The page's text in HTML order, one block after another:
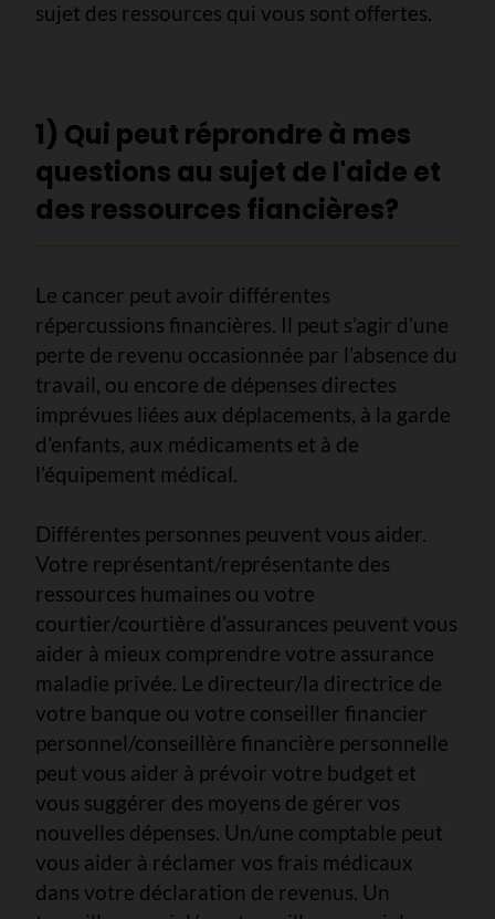
sujet des ressources qui vous sont offertes.
1) Qui peut réprondre à mes
questions au sujet de l'aide et
des ressources fiancières?
Le cancer peut avoir différentes
répercussions financières. Il peut s’agir d’une
perte de revenu occasionnée par l’absence du
travail, ou encore de dépenses directes
imprévues liées aux déplacements, à la garde
d’enfants, aux médicaments et à de
l’équipement médical.
Différentes personnes peuvent vous aider.
Votre représentant/représentante des
ressources humaines ou votre
courtier/courtière d’assurances peuvent vous
aider à mieux comprendre votre assurance
maladie privée. Le directeur/la directrice de
votre banque ou votre conseiller financier
personnel/conseillère financière personnelle
peut vous aider à prévoir votre budget et
vous suggérer des moyens de gérer vos
nouvelles dépenses. Un/une comptable peut
vous aider à réclamer vos frais médicaux
dans votre déclaration de revenus. Un